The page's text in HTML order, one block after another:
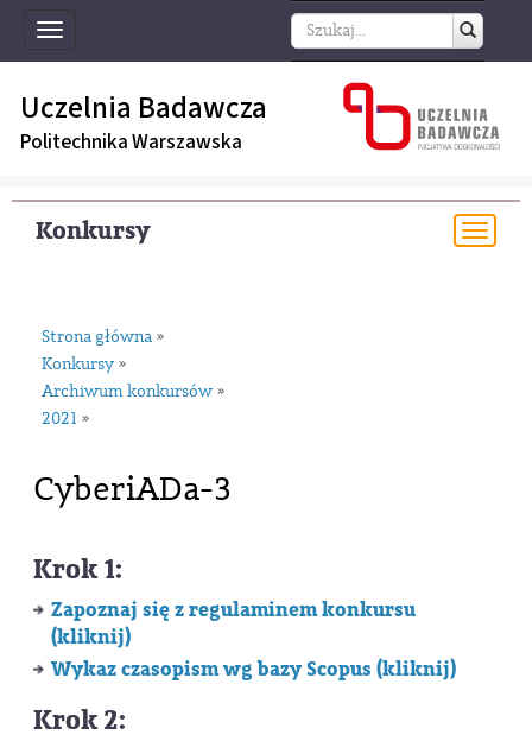
Toggle
navigation
Uczelnia Badawcza
Politechnika Warszawska
Konkursy
Strona główna »
Konkursy »
Archiwum konkursów »
2021 »
CyberiADa-3
Krok 1:
Zapoznaj się z regulaminem konkursu
(kliknij)
Wykaz czasopism wg bazy Scopus (kliknij)
Krok 2: